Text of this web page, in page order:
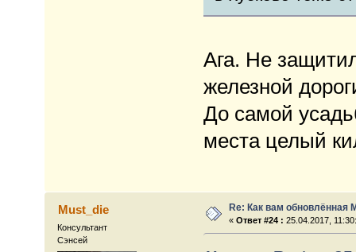
Ага. Не
железной
До самой
места целый
Must_die
Консультант
Сэнсей
Re: Как вам обновлённая
«Ответ #24 : 25.04.2017,